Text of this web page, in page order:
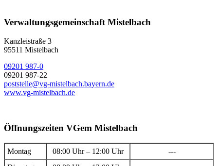
Verwaltungsgemeinschaft Mistelbach
Kanzleistraße 3
95511 Mistelbach
09201 987-0
09201 987-22
poststelle@vg-mistelbach.bayern.de
www.vg-mistelbach.de
Öffnungszeiten VGem Mistelbach
Montag 08:00 Uhr – 12:00 Uhr
---